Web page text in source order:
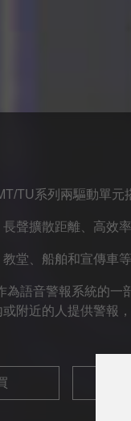
TU系列兩驅動單元
聲擴散距離、高效
堂、船舶和宣傳車等
為語音警報系統的一
附近的人提供警報